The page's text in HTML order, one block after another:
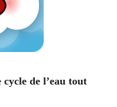
de l’eau tout